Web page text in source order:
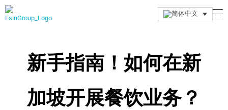
新手指南！如何在新
加坡开展餐饮业务？